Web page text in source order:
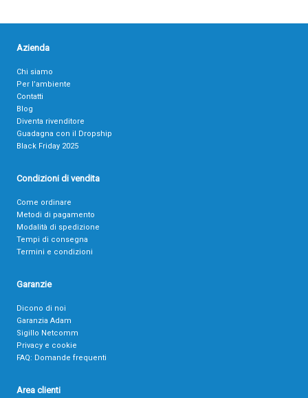
Azienda
Chi siamo
Per l’ambiente
Contatti
Blog
Diventa rivenditore
Guadagna con il Dropship
Black Friday 2025
Condizioni di vendita
Come ordinare
Metodi di pagamento
Modalità di spedizione
Tempi di consegna
Termini e condizioni
Garanzie
Dicono di noi
Garanzia Adam
Sigillo Netcomm
Privacy e cookie
FAQ: Domande frequenti
Area clienti